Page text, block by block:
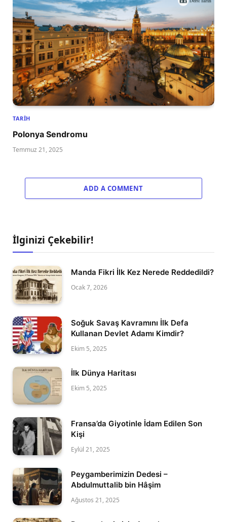
TARIH
Polonya Sendromu
Temmuz 21, 2025
ADD A COMMENT
İlginizi Çekebilir!
Manda Fikri İlk Kez Nerede Reddedildi?
Ocak 7, 2026
Soğuk Savaş Kavramını İlk Defa
Kullanan Devlet Adamı Kimdir?
Ekim 5, 2025
İlk Dünya Haritası
Ekim 5, 2025
Fransa’da Giyotinle İdam Edilen Son
Kişi
Eylül 21, 2025
Peygamberimizin Dedesi –
Abdulmuttalib bin Hâşim
Ağustos 21, 2025